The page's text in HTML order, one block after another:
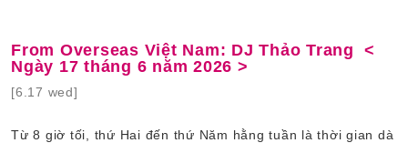
From Overseas Việt Nam: DJ Thảo Trang <
Ngày 17 tháng 6 năm 2026 >
[6.17 wed]
Từ 8 giờ tối, thứ Hai đến thứ Năm hằng tuần là thời gian dà